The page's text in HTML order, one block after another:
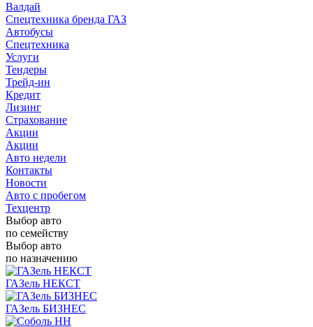
Валдай
Спецтехника бренда ГАЗ
Автобусы
Спецтехника
Услуги
Тендеры
Трейд-ин
Кредит
Лизинг
Страхование
Акции
Акции
Авто недели
Контакты
Новости
Авто с пробегом
Техцентр
Выбор авто
по семейству
Выбор авто
по назначению
ГАЗель НЕКСТ
ГАЗель БИЗНЕС